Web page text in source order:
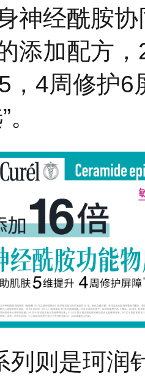
神经酰胺
添加配方
，4周修护
列则是珂